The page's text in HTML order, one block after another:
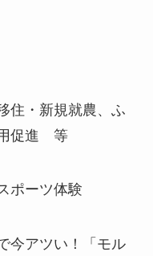
住・新規就農、ふ
用促進 等
ポーツ体験
い！「モル